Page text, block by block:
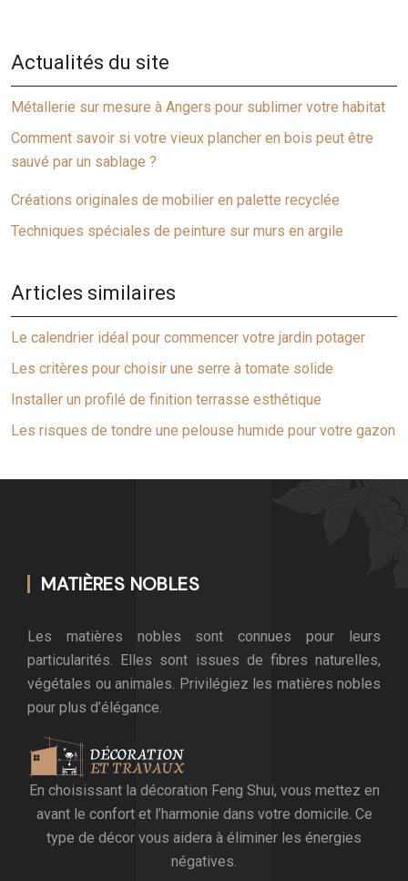
Actualités du site
Métallerie sur mesure à Angers pour sublimer votre habitat
Comment savoir si votre vieux plancher en bois peut être
sauvé par un sablage ?
Créations originales de mobilier en palette recyclée
Techniques spéciales de peinture sur murs en argile
Articles similaires
Le calendrier idéal pour commencer votre jardin potager
Les critères pour choisir une serre à tomate solide
Installer un profilé de finition terrasse esthétique
Les risques de tondre une pelouse humide pour votre gazon
MATIÈRES NOBLES
Les matières nobles sont connues pour leurs
particularités. Elles sont issues de fibres naturelles,
végétales ou animales. Privilégiez les matières nobles
pour plus d’élégance.
En choisissant la décoration Feng Shui, vous mettez en
avant le confort et l’harmonie dans votre domicile. Ce
type de décor vous aidera à éliminer les énergies
négatives.